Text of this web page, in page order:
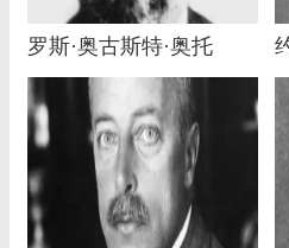
罗斯·奥古斯特·奥托